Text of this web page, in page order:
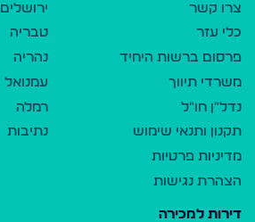
צרו קשר
כלי עזר
פרסום ברשות היחיד
משרדי תיווך
נדל"ן חו"ל
תקנון ותנאי שימוש
מדיניות פרטיות
הצהרת נגישות
ירושלים
טבריה
נהריה
עמנואל
רמלה
נתיבות
דירות למכירה